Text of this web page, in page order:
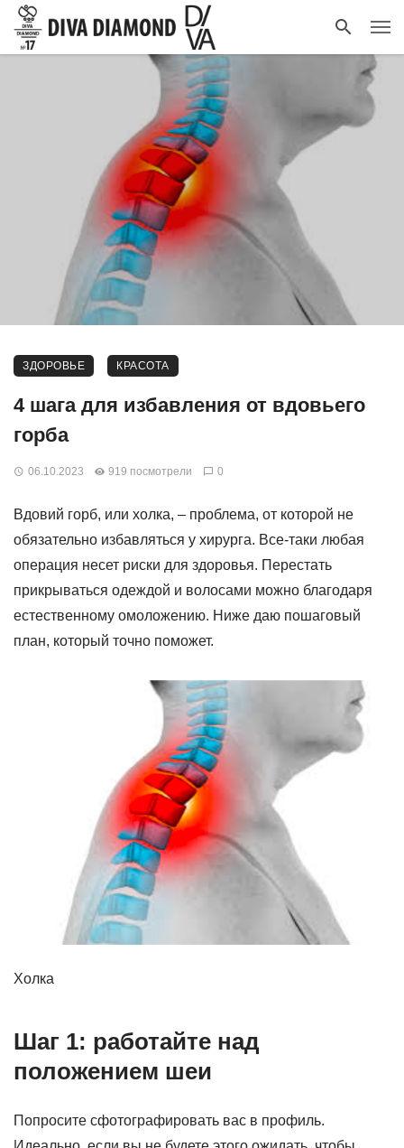
ЗДОРОВЬЕ КРАСОТА
4 шага для избавления от вдовьего
горба
06.10.2023 919 посмотрели 0
Вдовий горб, или холка, – проблема, от которой не
обязательно избавляться у хирурга. Все-таки любая
операция несет риски для здоровья. Перестать
прикрываться одеждой и волосами можно благодаря
естественному омоложению. Ниже даю пошаговый
план, который точно поможет.
Холка
Шаг 1: работайте над
положением шеи
Попросите сфотографировать вас в профиль.